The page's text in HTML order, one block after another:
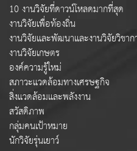
10 งานวิจัยที่ดาวน์โหลดมากที่สุด
งานวิจัยเพื่อท้องถิ่น
งานวิจัยและพัฒนาและงานวิจัยวิชาก
งานวิจัยเกษตร
องค์ความรู้ใหม่
สภาวะแวดล้อมทางเศรษฐกิจ
สิ่งแวดล้อมและพลังงาน
สวัสดิภาพ
กลุ่มคนเป้าหมาย
นักวิจัยรุ่นเยาว์